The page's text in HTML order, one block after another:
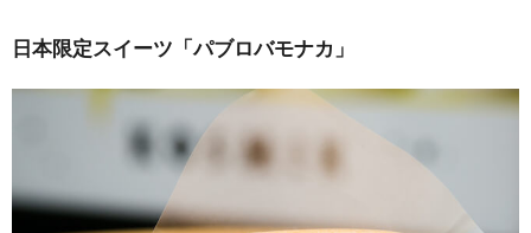
日本限定スイーツ「パブロバモナカ」